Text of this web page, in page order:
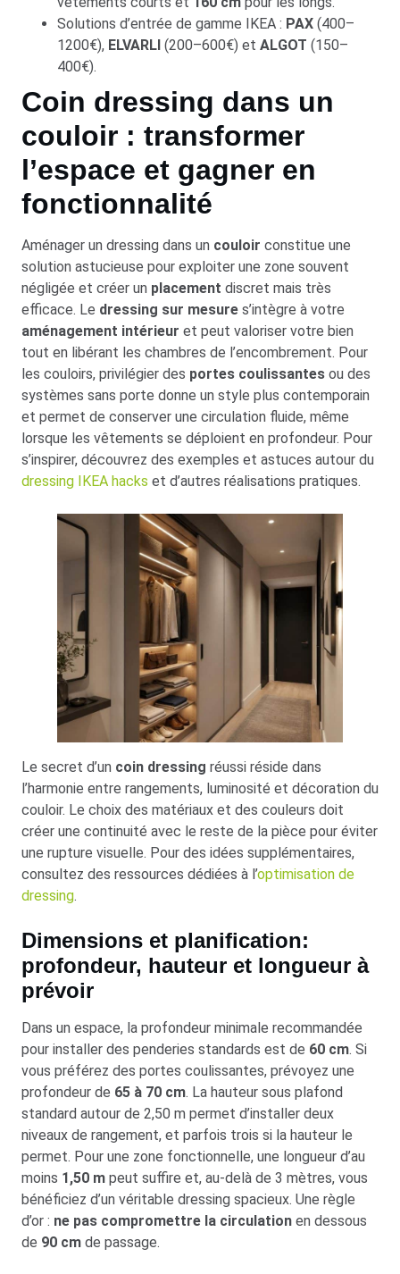
Solutions d’entrée de gamme IKEA : PAX (400–
1200€), ELVARLI (200–600€) et ALGOT (150–
400€).
Coin dressing dans un
couloir : transformer
l’espace et gagner en
fonctionnalité
Aménager un dressing dans un couloir constitue une
solution astucieuse pour exploiter une zone souvent
négligée et créer un placement discret mais très
efficace. Le dressing sur mesure s’intègre à votre
aménagement intérieur et peut valoriser votre bien
tout en libérant les chambres de l’encombrement. Pour
les couloirs, privilégier des portes coulissantes ou des
systèmes sans porte donne un style plus contemporain
et permet de conserver une circulation fluide, même
lorsque les vêtements se déploient en profondeur. Pour
s’inspirer, découvrez des exemples et astuces autour du
dressing IKEA hacks et d’autres réalisations pratiques.
Le secret d’un coin dressing réussi réside dans
l’harmonie entre rangements, luminosité et décoration du
couloir. Le choix des matériaux et des couleurs doit
créer une continuité avec le reste de la pièce pour éviter
une rupture visuelle. Pour des idées supplémentaires,
consultez des ressources dédiées à l’optimisation de
dressing.
Dimensions et planification:
profondeur, hauteur et longueur à
prévoir
Dans un espace, la profondeur minimale recommandée
pour installer des penderies standards est de 60 cm. Si
vous préférez des portes coulissantes, prévoyez une
profondeur de 65 à 70 cm. La hauteur sous plafond
standard autour de 2,50 m permet d’installer deux
niveaux de rangement, et parfois trois si la hauteur le
permet. Pour une zone fonctionnelle, une longueur d’au
moins 1,50 m peut suffire et, au-delà de 3 mètres, vous
bénéficiez d’un véritable dressing spacieux. Une règle
d’or : ne pas compromettre la circulation en dessous
de 90 cm de passage.